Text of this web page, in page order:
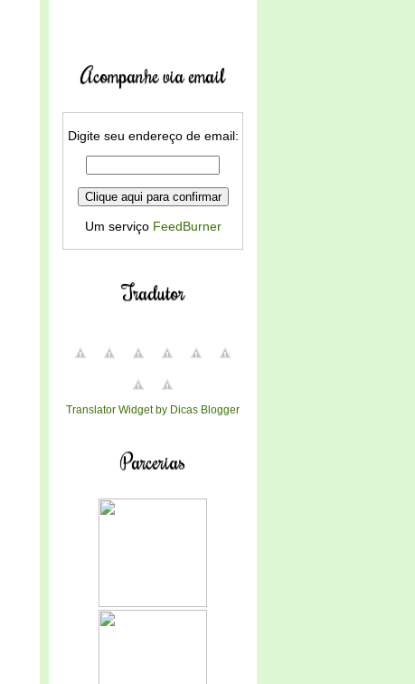
Acompanhe via email
Digite seu endereço de email:
Um serviço FeedBurner
Tradutor
Translator Widget by Dicas Blogger
Parcerias